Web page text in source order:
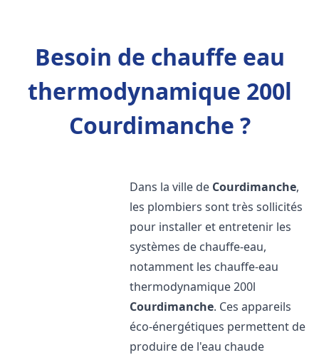
Besoin de chauffe eau
thermodynamique 200l
Courdimanche ?
Dans la ville de Courdimanche,
les plombiers sont très sollicités
pour installer et entretenir les
systèmes de chauffe-eau,
notamment les chauffe-eau
thermodynamique 200l
Courdimanche. Ces appareils
éco-énergétiques permettent de
produire de l'eau chaude